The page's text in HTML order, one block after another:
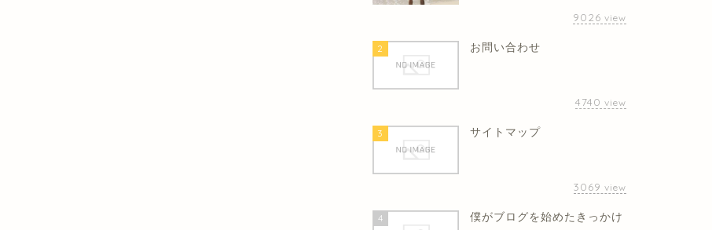
9026 view
2 お問い合わせ
4740 view
3 サイトマップ
3069 view
4 僕がブログを始めたきっかけ